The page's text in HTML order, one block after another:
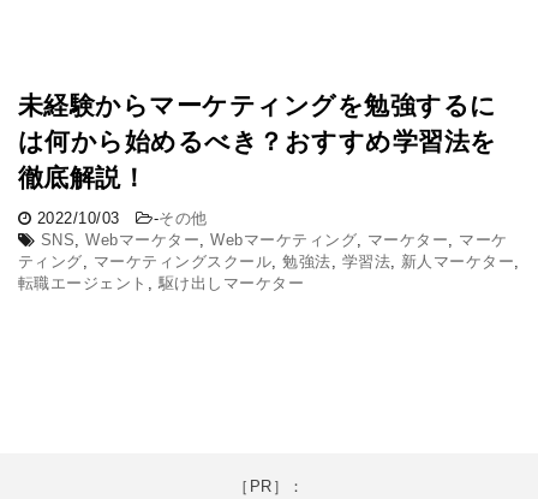
未経験からマーケティングを勉強するに
は何から始めるべき？おすすめ学習法を
徹底解説！
2022/10/03 -その他
SNS,Webマーケター,Webマーケティング, マーケター, マーケ
ティング, マーケティングスクール,勉強法, 学習法, 新人マーケター,
転職エージェント , 駆け出しマーケター
［PR］：